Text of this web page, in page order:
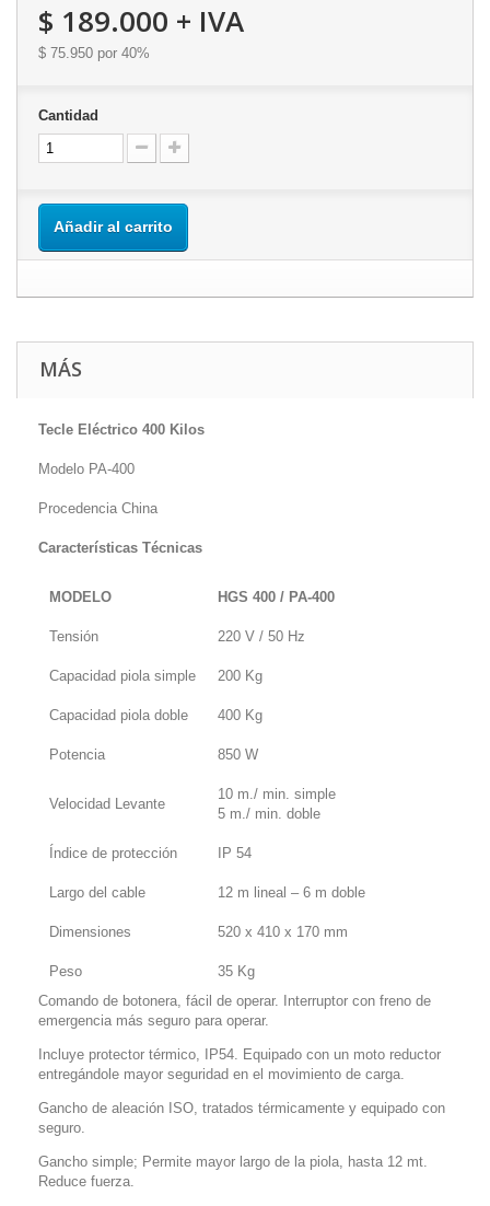
$ 189.000 + IVA
$ 75.950 por 40%
Cantidad
Añadir al carrito
MÁS
Tecle Eléctrico 400 Kilos
Modelo PA-400
Procedencia China
Características Técnicas
MODELO HGS 400 / PA-400
Tensión 220 V / 50 Hz
Capacidad piola simple 200 Kg
Capacidad piola doble 400 Kg
Potencia 850 W
Velocidad Levante
10 m./ min. simple
5 m./ min. doble
Índice de protección IP 54
Largo del cable 12 m lineal – 6 m doble
Dimensiones 520 x 410 x 170 mm
Peso
35 Kg
Comando de botonera, fácil de operar. Interruptor con freno de
emergencia más seguro para operar.
Incluye protector térmico, IP54. Equipado con un moto reductor
entregándole mayor seguridad en el movimiento de carga.
Gancho de aleación ISO, tratados térmicamente y equipado con
seguro.
Gancho simple; Permite mayor largo de la piola, hasta 12 mt.
Reduce fuerza.